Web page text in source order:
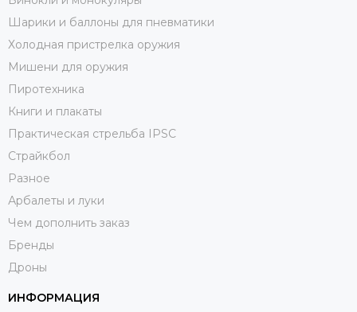
Шарики и баллоны для пневматики
Холодная пристрелка оружия
Мишени для оружия
Пиротехника
Книги и плакаты
Практическая стрельба IPSC
Страйкбол
Разное
Арбалеты и луки
Чем дополнить заказ
Бренды
Дроны
ИНФОРМАЦИЯ